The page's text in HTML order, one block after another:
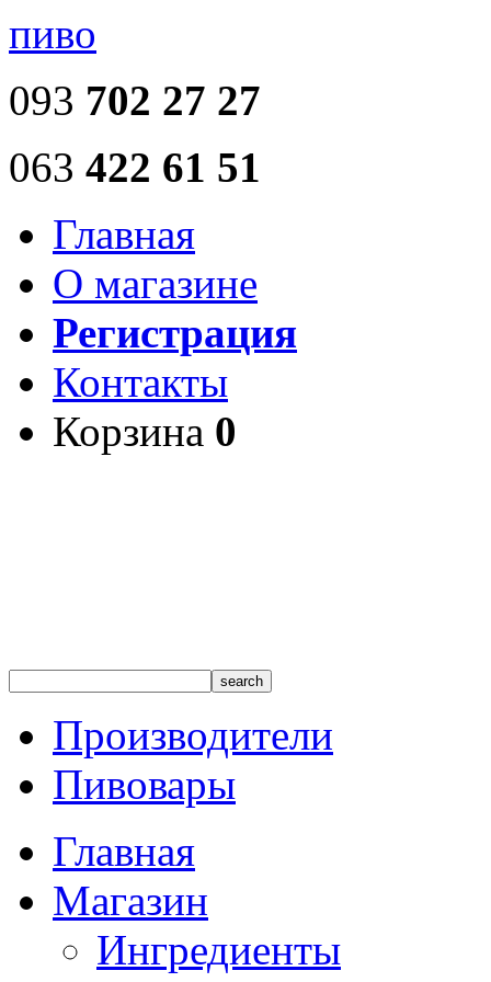
пиво
093 702 27 27
063 422 61 51
Главная
О магазине
Регистрация
Контакты
Корзина 0
Производители
Пивовары
Главная
Магазин
Ингредиенты